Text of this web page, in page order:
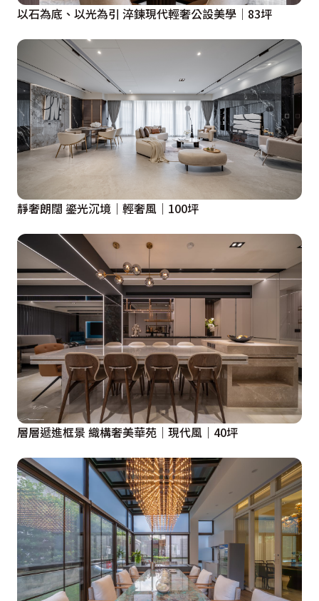
襯托下，無疑帶出餐廳是spotlight下聚焦點的空間。
進入休息的私人空間，即便是與公共空間相仿的深色設
計，設計師即以木作地板提升空間暖度，桌面櫃體皆以深
色木作搭配全屋的深沉色調，並以絲綢緞面質感寢俱家飾
營造主人的奢華貴氣，設計師依照寢飾的色調與花紋挑選
與之相互呼應的花卉壁紙，以同色系壁紙上的花卉線條帶
出空間的躍動氛圍。
有別於深色空間的色彩鋪陳，設計師賦予衛浴空間純白表
他空間的深沉色彩，讓屋主在白系的衛浴裡洗去一身的疲
憊與污垢。
張靜峰設計師施展其純熟高超的技巧，以冷階的歐系花卉
壁紙妝點冷調空間的活潑表情，也帶出空間不同層次的溫
暖質感。
以石為底、以光為引 淬鍊現代輕奢公設美學│83坪
靜奢朗闊 鎏光沉境｜輕奢風｜100坪
層層遞進框景 織構奢美華苑｜現代風｜40坪